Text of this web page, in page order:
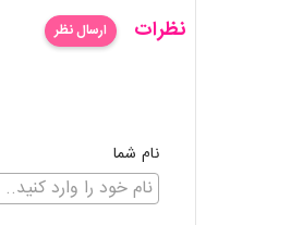
نظرات ارسال نظر
نام شما